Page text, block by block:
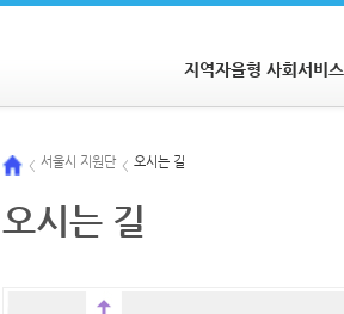
지역자율형 사회서비스
< 서울시 지원단 < 오시는 길
오시는 길